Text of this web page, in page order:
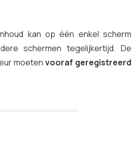
kan op één enkel scherm
schermen tegelijkertijd. De
moeten vooraf geregistreerd